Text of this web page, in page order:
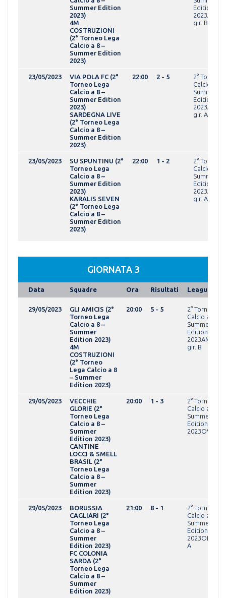
Summer Edition
2023)
4M
COSTRUZIONI
(2° Torneo Lega
Calcio a 8 –
Summer Edition
2023)
Edition
gir. B
23/05/2023
VIA POLA FC (2°
Torneo Lega
Calcio a 8 –
Summer Edition
2023)
SARDEGNA LIVE
(2° Torneo Lega
Calcio a 8 –
Summer Edition
2023)
22:00 2 - 5
2° Torneo
Calcio a 8 -
Summer
Edition
gir. A
23/05/2023
SU SPUNTINU (2°
Torneo Lega
Calcio a 8 –
Summer Edition
2023)
KARALIS SEVEN
(2° Torneo Lega
Calcio a 8 –
Summer Edition
2023)
22:00 1 - 2
2° Torneo
Calcio a 8 -
Summer
Edition
gir. A
GIORNATA 3
Data Squadre Ora Risultati League
29/05/2023
GLI AMICIS (2°
Torneo Lega
Calcio a 8 –
Summer
Edition 2023)
4M
COSTRUZIONI
(2° Torneo
Lega Calcio a 8
– Summer
Edition 2023)
20:00 5 - 5
2° Torneo
Calcio a 8 -
Summer
Edition
gir. B
29/05/2023
VECCHIE
GLORIE (2°
Torneo Lega
Calcio a 8 –
Summer
Edition 2023)
CANTINE
LOCCI & SMELL
BRASIL (2°
Torneo Lega
Calcio a 8 –
Summer
Edition 2023)
20:00 1 - 3
2° Torneo
Calcio a 8 -
Summer
Edition
2023OVER
29/05/2023
BORUSSIA
CAGLIARI (2°
Torneo Lega
Calcio a 8 –
Summer
Edition 2023)
FC COLONIA
SARDA (2°
Torneo Lega
Calcio a 8 –
Summer
Edition 2023)
21:00 8 - 1
2° Torneo
Calcio a 8 -
Summer
Edition
2023OPEN
A